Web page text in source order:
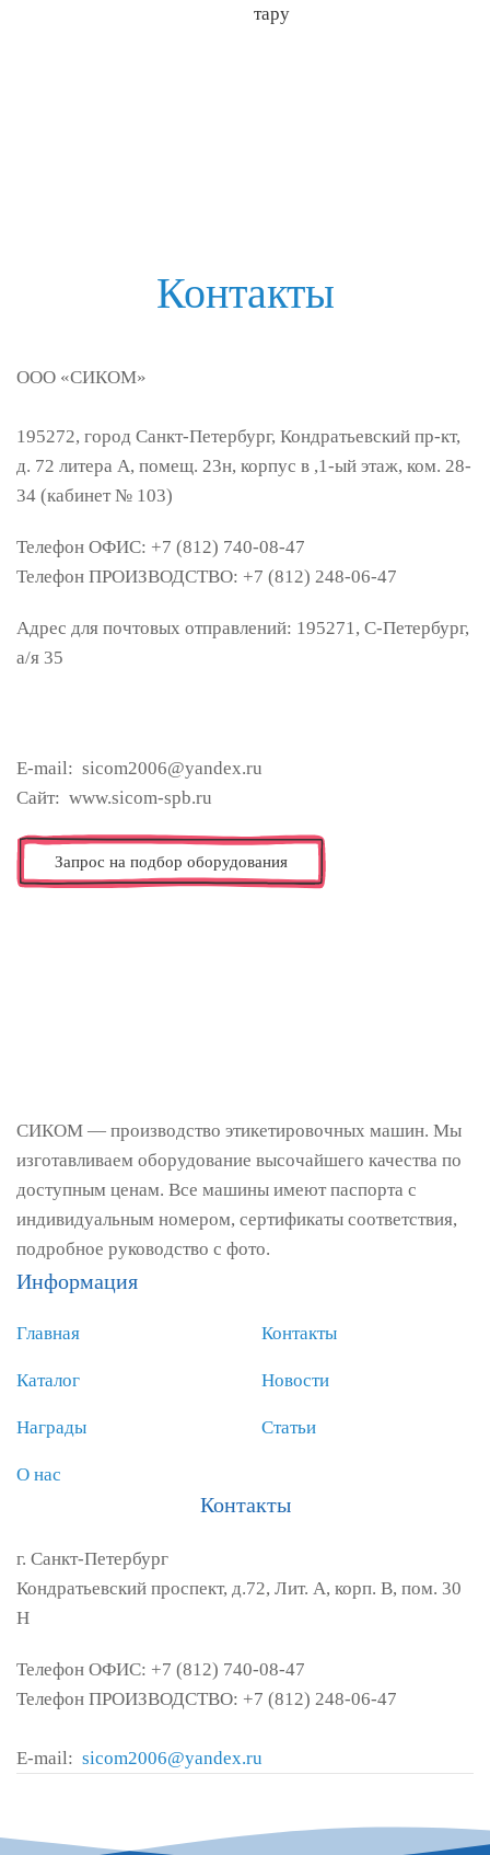
тару
Контакты
ООО «СИКОМ»
195272, город Санкт-Петербург, Кондратьевский пр-кт,
д. 72 литера А, помещ. 23н, корпус в ,1-ый этаж, ком. 28-
34 (кабинет № 103)
Телефон ОФИС: +7 (812) 740-08-47
Телефон ПРОИЗВОДСТВО: +7 (812) 248-06-47
Адрес для почтовых отправлений: 195271, С-Петербург,
а/я 35
E-mail: sicom2006@yandex.ru
Сайт: www.sicom-spb.ru
Запрос на подбор оборудования
СИКОМ — производство этикетировочных машин. Мы
изготавливаем оборудование высочайшего качества по
доступным ценам. Все машины имеют паспорта с
индивидуальным номером, сертификаты соответствия,
подробное руководство с фото.
Информация
Главная
Каталог
Награды
О нас
Контакты
Новости
Статьи
Контакты
г. Санкт-Петербург
Кондратьевский проспект, д.72, Лит. А, корп. В, пом. 30
Н
Телефон ОФИС: +7 (812) 740-08-47
Телефон ПРОИЗВОДСТВО: +7 (812) 248-06-47
E-mail: sicom2006@yandex.ru